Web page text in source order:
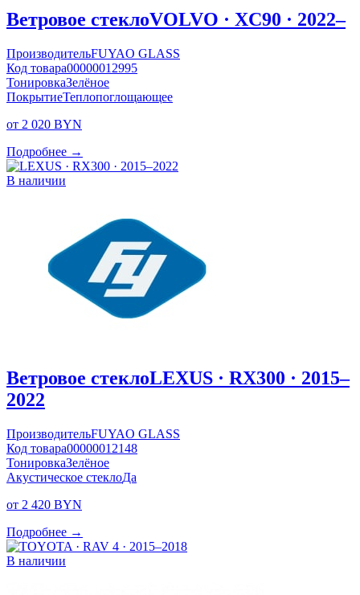
Ветровое стеклоVOLVO · XC90 · 2022–
ПроизводительFUYAO GLASS
Код товара00000012995
ТонировкаЗелёное
ПокрытиеТеплопоглощающее
от 2 020 BYN
Подробнее →
В наличии
Ветровое стеклоLEXUS · RX300 · 2015–
2022
ПроизводительFUYAO GLASS
Код товара00000012148
ТонировкаЗелёное
Акустическое стеклоДа
от 2 420 BYN
Подробнее →
В наличии